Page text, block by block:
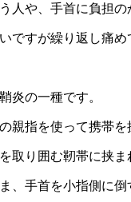
人や、手首に負担
ですが繰り返し痛
炎の一種です。
親指を使って携帯
取り囲む靭帯に挟
、手首を小指側に